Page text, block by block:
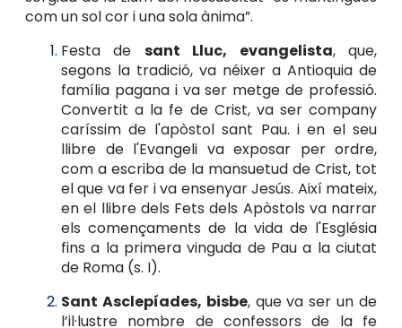
com un sol cor i una sola ànima”.
Festa de sant Lluc, evangelista, que,
segons la tradició, va néixer a Antioquia de
família pagana i va ser metge de professió.
Convertit a la fe de Crist, va ser company
caríssim de l'apòstol sant Pau. i en el seu
llibre de l'Evangeli va exposar per ordre,
com a escriba de la mansuetud de Crist, tot
el que va fer i va ensenyar Jesús. Així mateix,
en el llibre dels Fets dels Apòstols va narrar
els començaments de la vida de l'Església
fins a la primera vinguda de Pau a la ciutat
de Roma (s. I).
Sant Asclepíades, bisbe, que va ser un de
l’il·lustre nombre de confessors de la fe